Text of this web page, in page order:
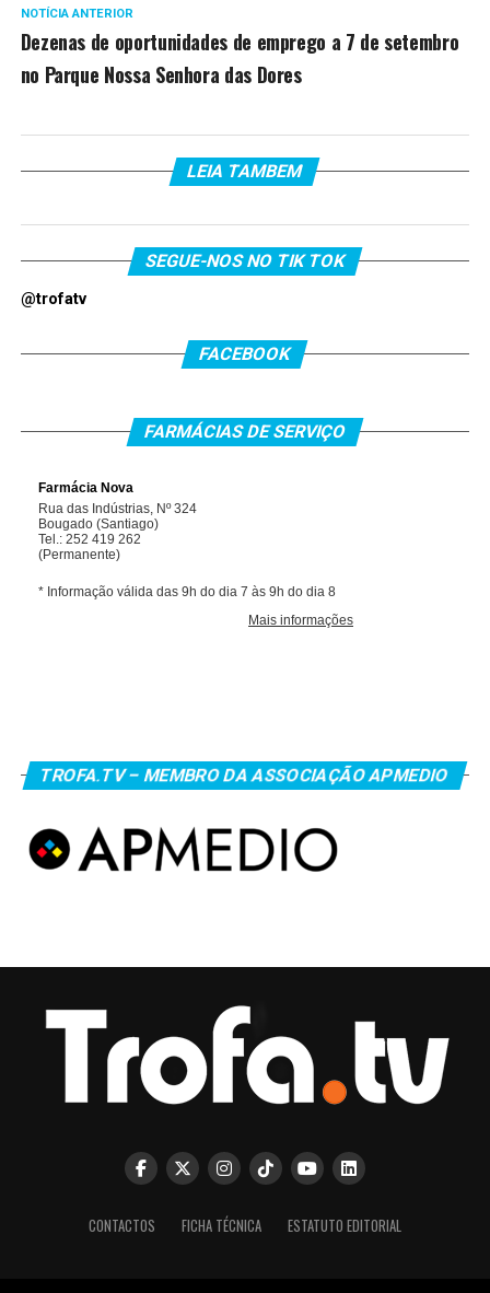
NOTÍCIA ANTERIOR
Dezenas de oportunidades de emprego a 7 de setembro
no Parque Nossa Senhora das Dores
LEIA TAMBEM
SEGUE-NOS NO TIK TOK
@trofatv
FACEBOOK
FARMÁCIAS DE SERVIÇO
TROFA.TV – MEMBRO DA ASSOCIAÇÃO APMEDIO
CONTACTOS FICHA TÉCNICA ESTATUTO EDITORIAL